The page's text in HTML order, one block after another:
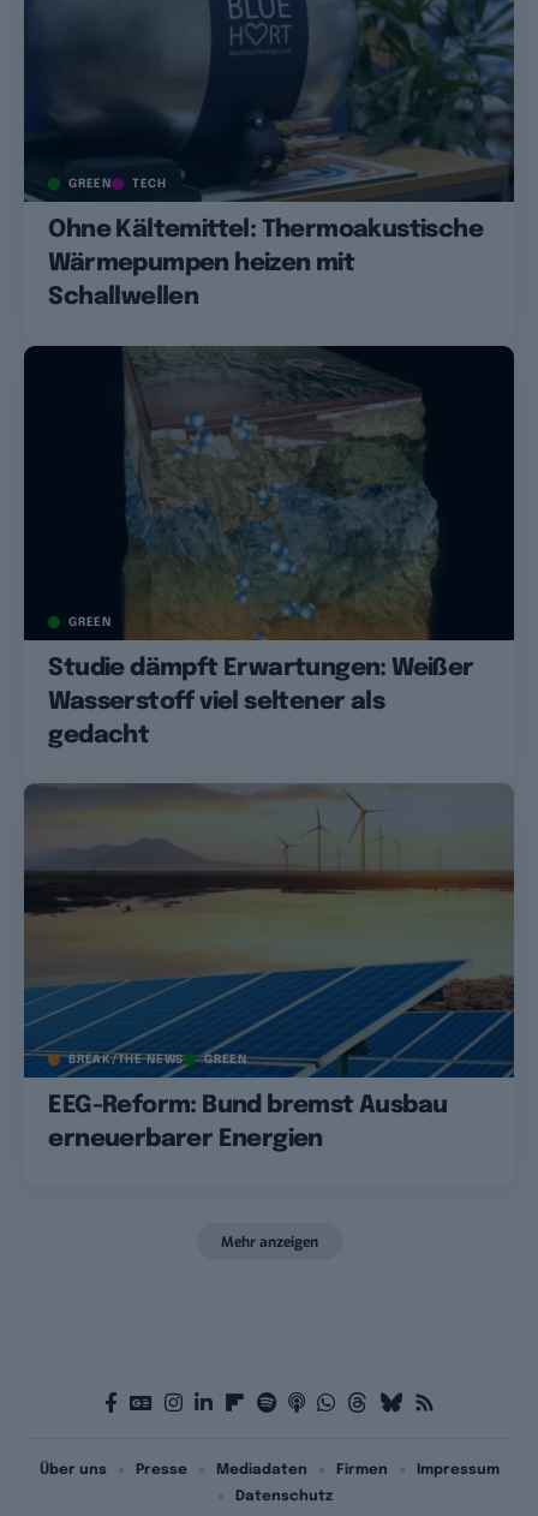
GREEN TECH
Ohne Kältemittel: Thermoakustische
Wärmepumpen heizen mit
Schallwellen
GREEN
Studie dämpft Erwartungen: Weißer
Wasserstoff viel seltener als
gedacht
BREAK/THE NEWS GREEN
EEG-Reform: Bund bremst Ausbau
erneuerbarer Energien
Mehr anzeigen
Über uns Presse Mediadaten Firmen
Impressum
Datenschutz